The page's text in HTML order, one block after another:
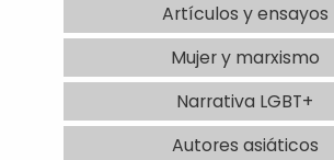
Artículos y ensayos
Mujer y marxismo
Narrativa LGBT+
Autores asiáticos